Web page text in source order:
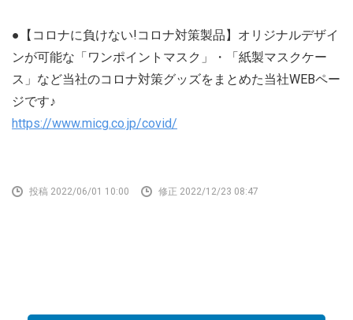
●【コロナに負けない!コロナ対策製品】オリジナルデザイ
ンが可能な「ワンポイントマスク」・「紙製マスクケー
ス」など当社のコロナ対策グッズをまとめた当社WEBペー
ジです♪
https://www.micg.co.jp/covid/
投稿 2022/06/01 10:00 修正 2022/12/23 08:47